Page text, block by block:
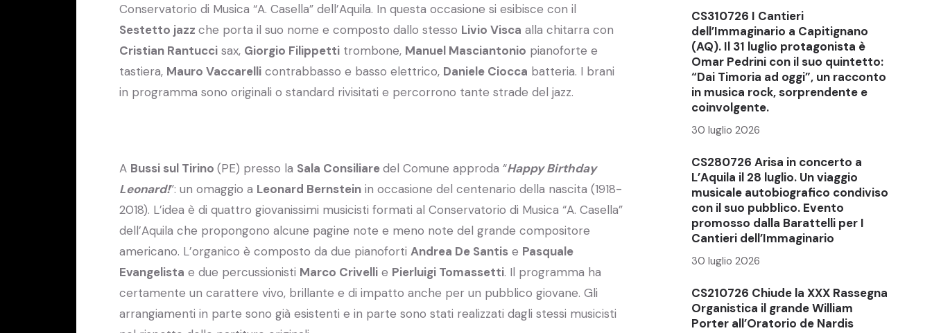
Conservatorio di Musica “A. Casella” dell’Aquila. In questa occasione si esibisce con il
Sestetto jazz che porta il suo nome e composto dallo stesso Livio Visca alla chitarra con
Cristian Rantucci sax, Giorgio Filippetti trombone, Manuel Masciantonio pianoforte e
tastiera, Mauro Vaccarelli contrabbasso e basso elettrico, Daniele Ciocca batteria. I brani
in programma sono originali o standard rivisitati e percorrono tante strade del jazz.
A Bussi sul Tirino (PE) presso la Sala Consiliaredel Comune approda “Happy Birthday
Leonard!”: un omaggio a Leonard Bernstein in occasione del centenario della nascita (1918-
2018). L’idea è di quattro giovanissimi musicisti formati al Conservatorio di Musica “A. Casella”
dell’Aquila che propongono alcune pagine note e meno note del grande compositore
americano. L’organico è composto da due pianoforti Andrea De Santis e Pasquale
Evangelista e due percussionisti Marco Crivelli e Pierluigi Tomassetti. Il programma ha
certamente un carattere vivo, brillante e di impatto anche per un pubblico giovane. Gli
arrangiamenti in parte sono già esistenti e in parte sono stati realizzati dagli stessi musicisti
CS310726 I Cantieri
dell’Immaginario a Capitignano
(AQ). Il 31 luglio protagonista è
Omar Pedrini con il suo quintetto:
“Dai Timoria ad oggi”, un racconto
in musica rock, sorprendente e
coinvolgente.
30 luglio 2026
CS280726 Arisa in concerto a
L’Aquila il 28 luglio. Un viaggio
musicale autobiografico condiviso
con il suo pubblico. Evento
promosso dalla Barattelli per I
Cantieri dell’Immaginario
30 luglio 2026
CS210726 Chiude la XXX Rassegna
Organistica il grande William
Porter all’Oratorio de Nardis